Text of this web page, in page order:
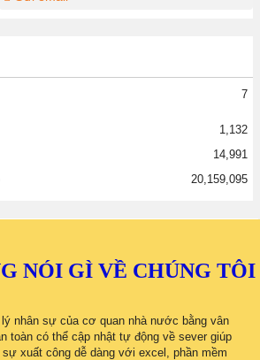
7
1,132
14,991
20,159,095
NÓI GÌ VỀ CHÚNG TÔI
lý nhân sự của cơ quan nhà nước bằng vân
toàn có thể cập nhật tự động về sever giúp
sự xuất công dễ dàng với excel, phần mềm